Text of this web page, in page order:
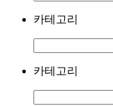
카테고리
카테고리